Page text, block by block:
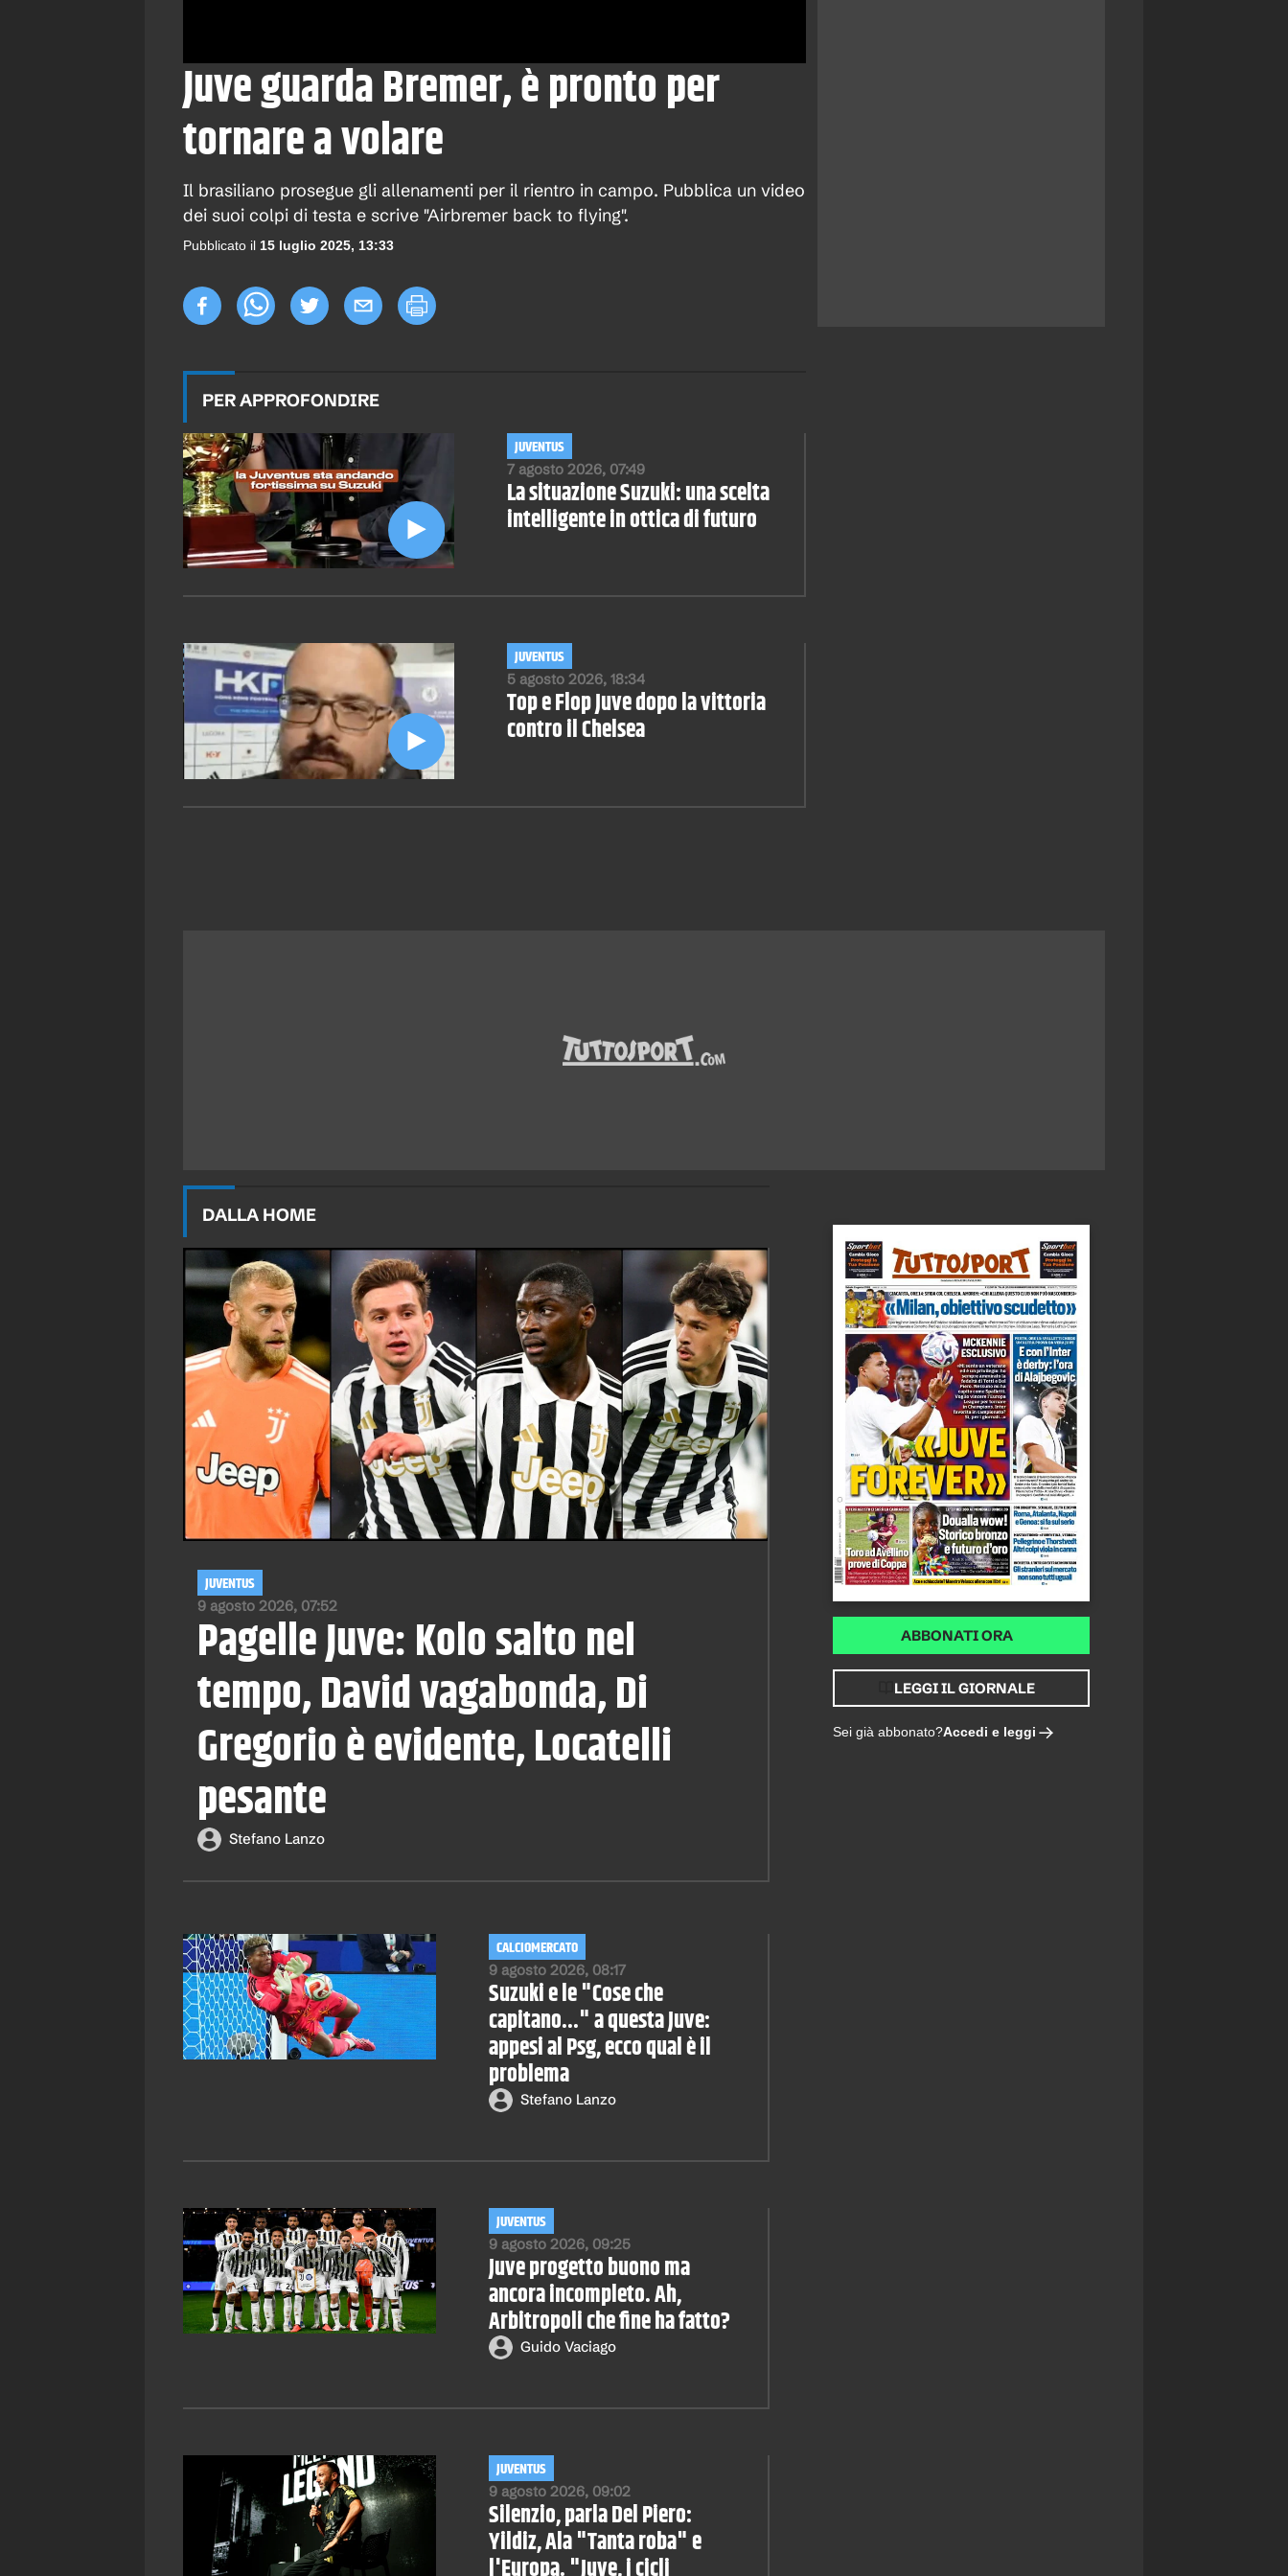
Juve guarda Bremer, è pronto per
tornare a volare
Il brasiliano prosegue gli allenamenti per il rientro in campo. Pubblica un video
dei suoi colpi di testa e scrive "Airbremer back to flying".
Pubblicato il 15 luglio 2025, 13:33
PER APPROFONDIRE
7 agosto 2026, 07:49
JUVENTUS
La situazione Suzuki: una scelta
intelligente in ottica di futuro
5 agosto 2026, 18:34
JUVENTUS
Top e Flop Juve dopo la vittoria
contro il Chelsea
DALLA HOME
9 agosto 2026, 07:52
JUVENTUS
Pagelle Juve: Kolo salto nel
tempo, David vagabonda, Di
Gregorio è evidente, Locatelli
pesante
Stefano Lanzo
9 agosto 2026, 08:17
CALCIOMERCATO
Suzuki e le "Cose che
capitano..." a questa Juve:
appesi al Psg, ecco qual è il
problema
Stefano Lanzo
9 agosto 2026, 09:25
JUVENTUS
Juve progetto buono ma
ancora incompleto. Ah,
Arbitropoli che fine ha fatto?
Guido Vaciago
9 agosto 2026, 09:02
JUVENTUS
Silenzio, parla Del Piero:
Yildiz, Ala "Tanta roba" e
l'Europa. "Juve, i cicli
ABBONATI ORA
LEGGI IL GIORNALE
Sei già abbonato?Accedi e leggi